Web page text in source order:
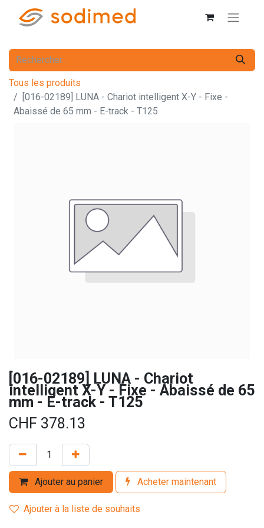
Tous les produits
[016-02189] LUNA - Chariot intelligent X-Y - Fixe -
Abaissé de 65 mm - E-track - T125
[016-02189] LUNA - Chariot
intelligent X-Y - Fixe - Abaissé de 65
mm - E-track - T125
CHF 378.13
Ajouter au panier Acheter maintenant
Ajouter à la liste de souhaits